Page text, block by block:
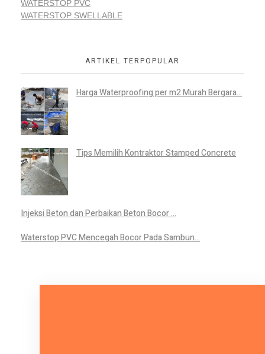
WATERSTOP PVC
WATERSTOP SWELLABLE
ARTIKEL TERPOPULAR
Harga Waterproofing per m2 Murah Bergara...
Tips Memilih Kontraktor Stamped Concrete
Injeksi Beton dan Perbaikan Beton Bocor ...
Waterstop PVC Mencegah Bocor Pada Sambun...